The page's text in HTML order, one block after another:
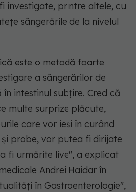
investigate, printre altele, cu
sângerările de la nivelul
este o metodă foarte
a sângerărilor de
intestinul subțire. Cred că
multe surprize plăcute,
care vor ieși în curând
probe, vor putea fi dirijate
fi urmărite live", a explicat
Andrei Haidar în
în Gastroenterologie",